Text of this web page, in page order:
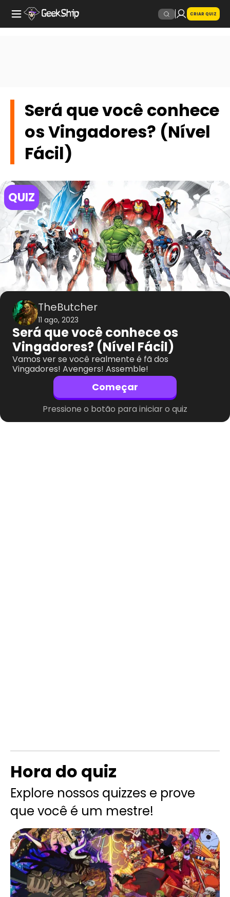
CRIAR QUIZ
Será que você conhece
os Vingadores? (Nível
Fácil)
QUIZ
TheButcher
11 ago, 2023
Será que você conhece os
Vingadores? (Nível Fácil)
Vamos ver se você realmente é fã dos
Vingadores! Avengers! Assemble!
Começar
Pressione o botão para iniciar o quiz
Hora do quiz
Explore nossos quizzes e prove
que você é um mestre!